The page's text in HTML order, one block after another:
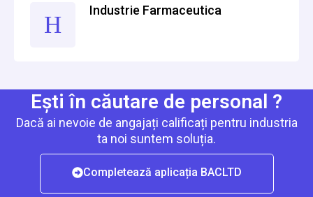
Industrie Farmaceutica
Ești în căutare de personal ?
Dacă ai nevoie de angajați calificați pentru industria
ta noi suntem soluția.
Completează aplicația BACLTD